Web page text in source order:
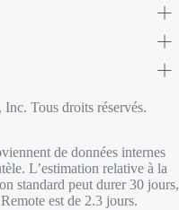
Tous droits réservés.
de données internes
L’estimation relative à la
standard peut durer 30 jours,
est de 2.3 jours.